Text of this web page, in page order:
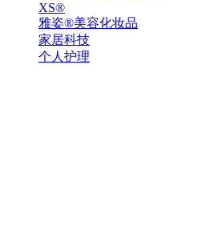
XS®
雅姿®美容化妆品
家居科技
个人护理